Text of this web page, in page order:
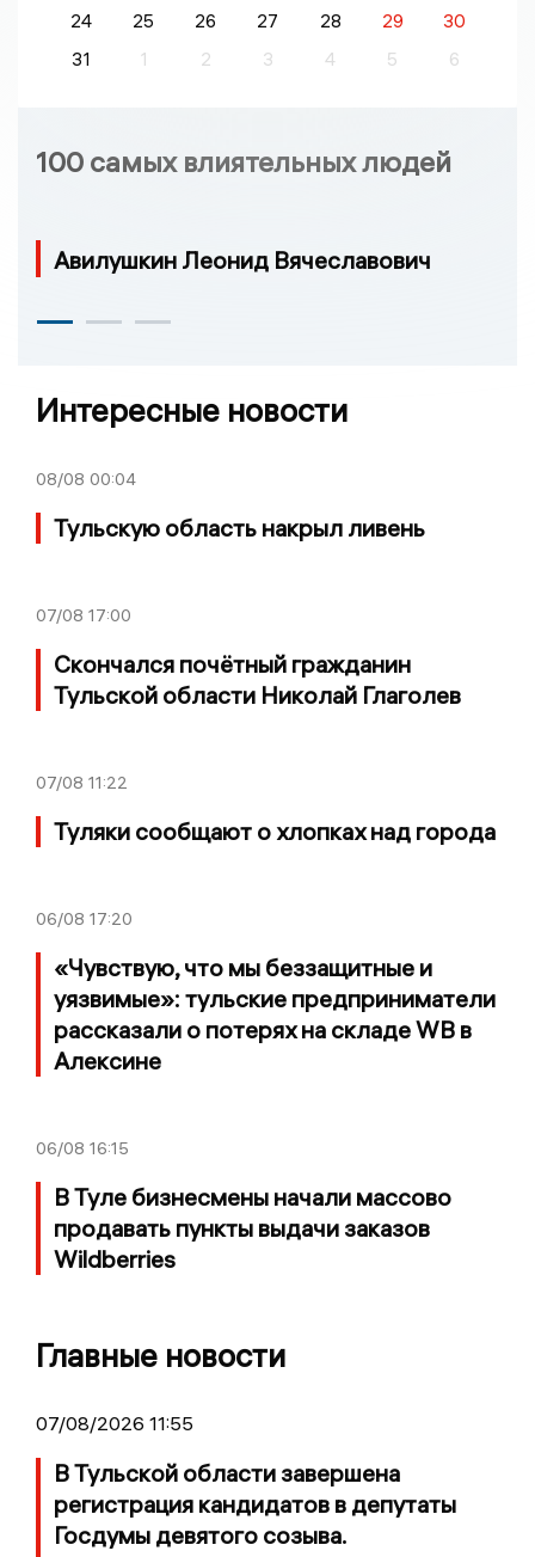
24
25 26 27 28 29
30
31
1 2 3 4 5 6
100 самых влиятельных людей
Авилушкин Леонид Вячеславович
Интересные новости
08/08 00:04
Тульскую область накрыл ливень
07/08 17:00
Скончался почётный гражданин
Тульской области Николай Глаголев
07/08 11:22
Туляки сообщают о хлопках над города
06/08 17:20
«Чувствую, что мы беззащитные и
уязвимые»: тульские предприниматели
рассказали о потерях на складе WB в
Алексине
06/08 16:15
В Туле бизнесмены начали массово
продавать пункты выдачи заказов
Wildberries
Главные новости
07/08/2026 11:55
В Тульской области завершена
регистрация кандидатов в депутаты
Госдумы девятого созыва.